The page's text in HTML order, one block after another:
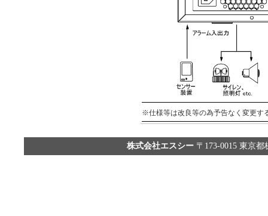
※仕様等は改良等の為予告なく変更す
株式会社エスシー 〒173-0015 東京都